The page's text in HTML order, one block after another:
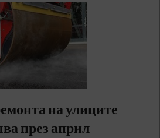
на улиците
през април